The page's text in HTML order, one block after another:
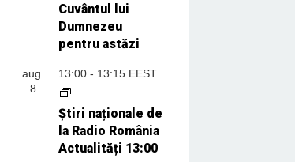
Cuvântul lui
Dumnezeu
pentru astăzi
aug.
8
13:00- 13:15 EEST
Știri naționale de
la Radio România
Actualități 13:00